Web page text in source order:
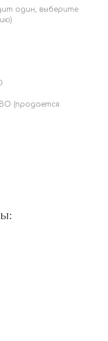
один, выберите
(продается